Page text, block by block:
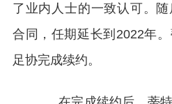
了业内人士的一致认可。
合同，任期延长到2022年
足协完成续约。